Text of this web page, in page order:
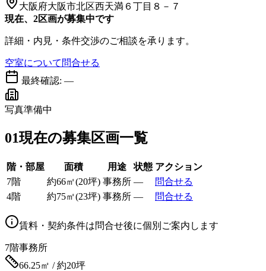
大阪府大阪市北区西天満６丁目８－７
現在、2区画が募集中です
詳細・内見・条件交渉のご相談を承ります。
空室について問合せる
最終確認: —
写真準備中
01現在の募集区画一覧
階・部屋 面積 用途 状態 アクション
7階
約66㎡(20坪) 事務所 —
問合せる
4階
約75㎡(23坪) 事務所 — 問合せる
賃料・契約条件は問合せ後に個別ご案内します
7階事務所
66.25㎡ / 約20坪